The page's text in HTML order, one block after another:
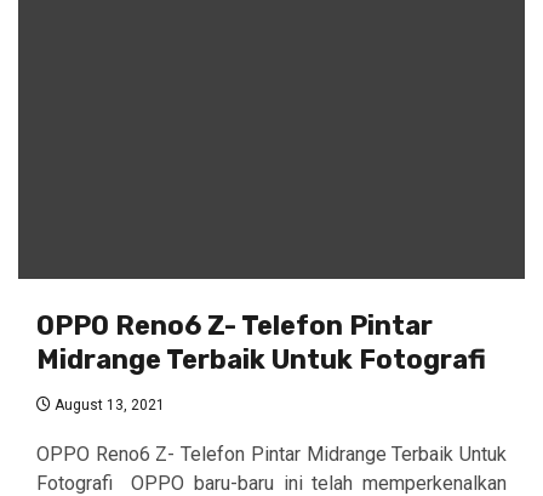
OPPO Reno6 Z- Telefon Pintar
Midrange Terbaik Untuk Fotografi
August 13, 2021
OPPO Reno6 Z- Telefon Pintar Midrange Terbaik Untuk
Fotografi OPPO baru-baru ini telah memperkenalkan